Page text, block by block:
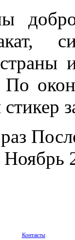
раз
Контакты